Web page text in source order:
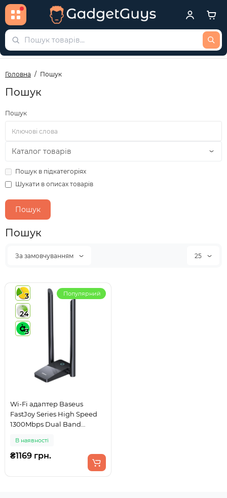
Головна Пошук
Пошук
Пошук
Пошук в підкатегоріях
Шукати в описах товарів
Пошук
За замовчуванням 25
3
24
3
Популярний
Wi-Fi адаптер Baseus
FastJoy Series High Speed
1300Mbps Dual Band
Adapter (B01317600111-05)
В наявності
₴1169 грн.